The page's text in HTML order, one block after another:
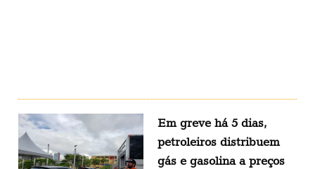
Em greve há 5 dias,
petroleiros distribuem
gás e gasolina a preços